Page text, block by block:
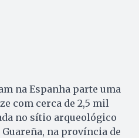
na Espanha parte uma
com cerca de 2,5 mil
no sítio arqueológico
na província de